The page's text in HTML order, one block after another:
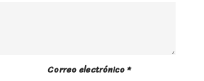
Correo electrónico*